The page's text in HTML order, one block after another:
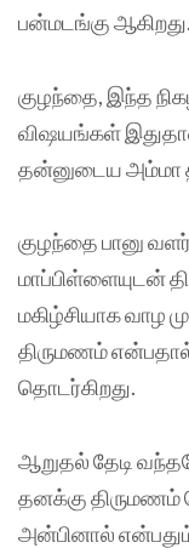
பன்மடங்கு ஆகிறது.
குழந்தை, இந்த
விஷயங்கள்
தன்னுடைய அம்மா
குழந்தை பானு
மாப்பிள்ளையுடன்
மகிழ்சியாக வாழ
திருமணம்
தொடர்கிறது.
ஆறுதல் தேடி
தனக்கு திருமணம்
அன்பினால்